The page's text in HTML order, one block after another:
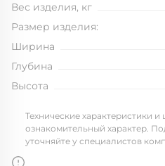
Вес изделия, кг
Размер изделия:
Ширина
Глубина
Высота
Технические характеристики и
ознакомительный характер.
уточняйте у специалистов